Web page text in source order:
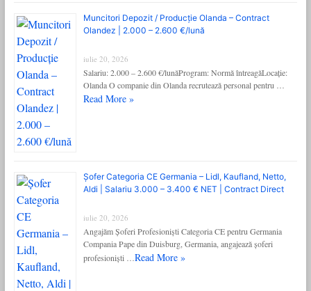
Muncitori Depozit / Producție Olanda – Contract
Olandez | 2.000 – 2.600 €/lună
iulie 20, 2026
Salariu: 2.000 – 2.600 €/lunăProgram: Normă întreagăLocație:
Olanda O companie din Olanda recrutează personal pentru …
Read More »
Șofer Categoria CE Germania – Lidl, Kaufland, Netto,
Aldi | Salariu 3.000 – 3.400 € NET | Contract Direct
iulie 20, 2026
Angajăm Șoferi Profesioniști Categoria CE pentru Germania
Compania Pape din Duisburg, Germania, angajează șoferi
profesioniști … Read More »